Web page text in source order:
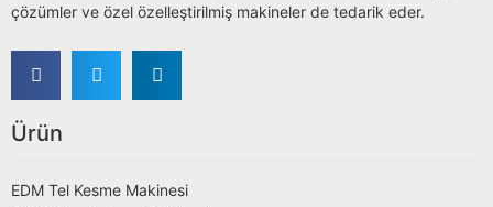
çözümler ve özel özelleştirilmiş makineler de tedarik eder.
Ürün
EDM Tel Kesme Makinesi